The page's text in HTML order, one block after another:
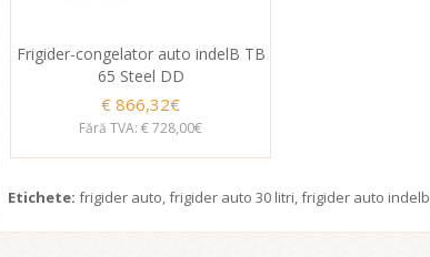
Frigider-congelator auto indelB TB
65 Steel DD
€ 866,32€
Fără TVA: € 728,00€
Etichete: frigider auto,frigider auto 30 litri,frigider auto indelb